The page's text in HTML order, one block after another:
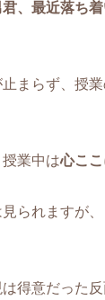
君、最近落ち
まらず、授
業中は心こ
られますが
得意だった